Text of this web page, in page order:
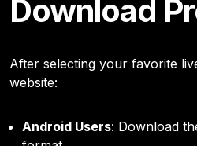
Download
After selecting your favorite
website:
Android Users: Download